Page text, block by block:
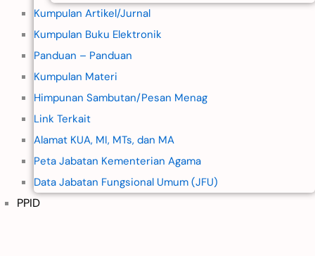
Kumpulan Artikel/Jurnal
Kumpulan Buku Elektronik
Panduan – Panduan
Kumpulan Materi
Himpunan Sambutan/Pesan Menag
Link Terkait
Alamat KUA, MI, MTs, dan MA
Peta Jabatan Kementerian Agama
Data Jabatan Fungsional Umum (JFU)
PPID